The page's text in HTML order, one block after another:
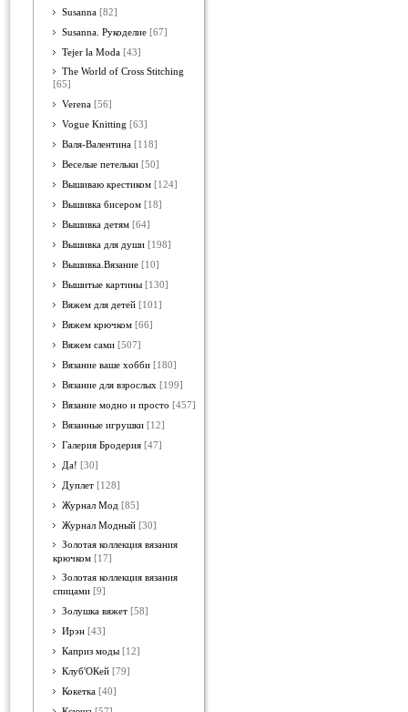
Susanna [82]
Susanna. Рукоделие [67]
Tejer la Moda [43]
The World of Cross Stitching
[65]
Verena [56]
Vogue Knitting [63]
Валя-Валентина [118]
Веселые петельки [50]
Вышиваю крестиком [124]
Вышивка бисером [18]
Вышивка детям [64]
Вышивка для души [198]
Вышивка.Вязание [10]
Вышитые картины [130]
Вяжем для детей [101]
Вяжем крючком [66]
Вяжем сами [507]
Вязание ваше хобби [180]
Вязание для взрослых [199]
Вязание модно и просто [457]
Вязанные игрушки [12]
Галерия Бродерия [47]
Да! [30]
Дуплет [128]
Журнал Мод [85]
Журнал Модный [30]
Золотая коллекция вязания
крючком [17]
Золотая коллекция вязания
спицами [9]
Золушка вяжет [58]
Ирэн [43]
Каприз моды [12]
Клуб'ОКей [79]
Кокетка [40]